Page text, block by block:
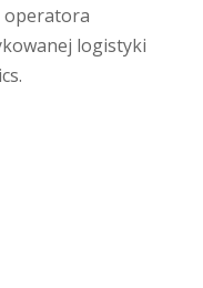
operatora
logistyki